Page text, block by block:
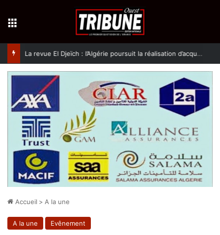
La revue El Djeïch : l’Algérie poursuit la réalisation d’acquis qualitatifs et historiques dans un climat de sécurité et de stabilité
Accueil > A la une
A la une Evênement